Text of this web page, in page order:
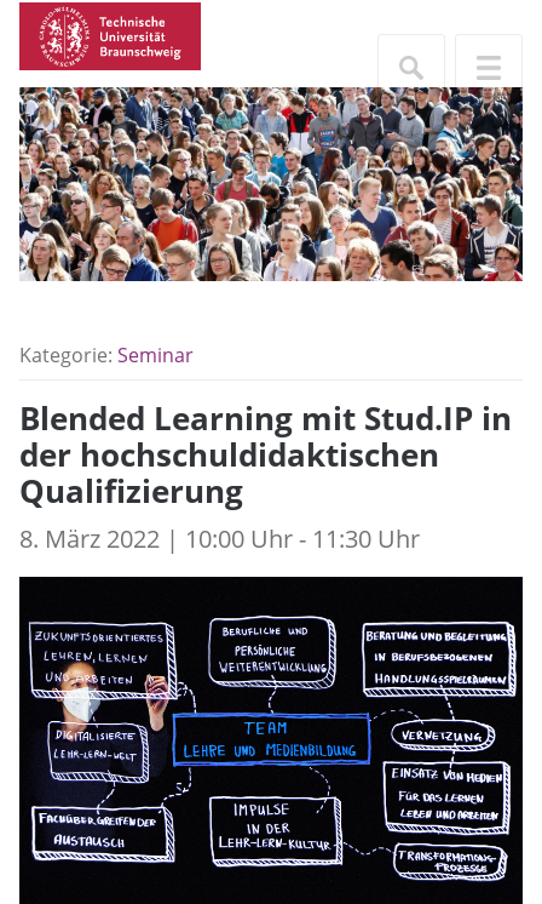
Kategorie: Seminar
Blended Learning mit Stud.IP in
der hochschuldidaktischen
Qualifizierung
8. März 2022 | 10:00 Uhr - 11:30 Uhr